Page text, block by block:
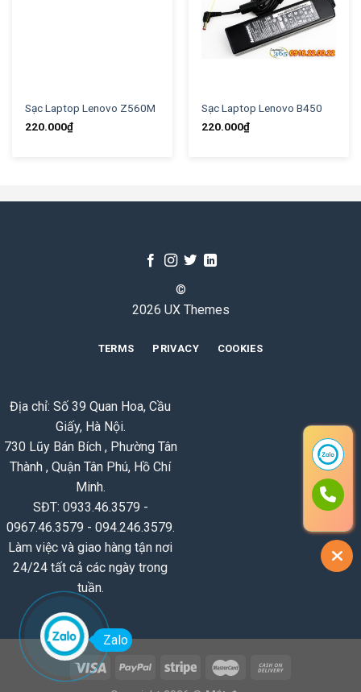
Sạc Laptop Lenovo Z560M
220.000₫
Sạc Laptop Lenovo B450
220.000₫
©
2026 UX Themes
TERMS PRIVACY COOKIES
Địa chỉ: Số 39 Quan Hoa, Cầu
Giấy, Hà Nội.
730 Lũy Bán Bích , Phường Tân
Thành , Quận Tân Phú, Hồ Chí
Minh.
SĐT: 0933.46.3579 -
0967.46.3579 - 094.246.3579.
Làm việc và giao hàng tận nơi
24/24 tất cả các ngày trong
tuần.
Zalo